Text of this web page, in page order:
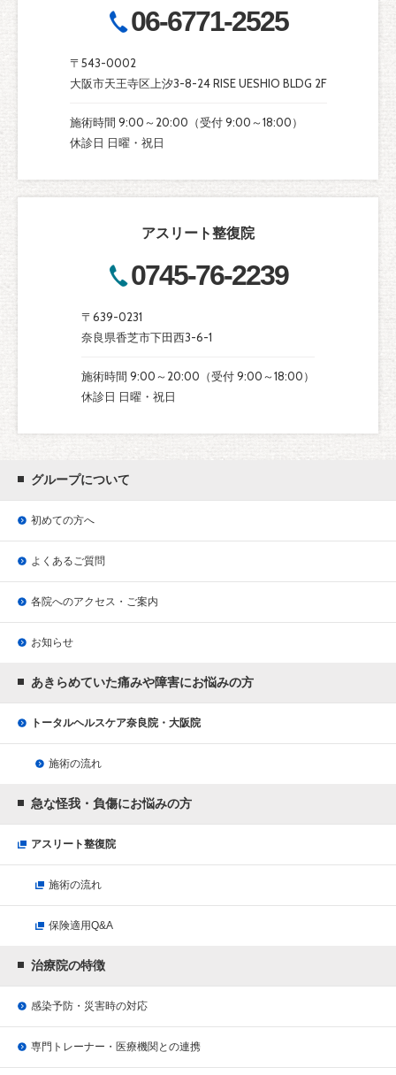
06-6771-2525
〒543-0002
大阪市天王寺区上汐3-8-24 RISE UESHIO BLDG 2F
施術時間 9:00～20:00（受付 9:00～18:00）
休診日 日曜・祝日
アスリート整復院
0745-76-2239
〒639-0231
奈良県香芝市下田西3-6-1
施術時間 9:00～20:00（受付 9:00～18:00）
休診日 日曜・祝日
グループについて
初めての方へ
よくあるご質問
各院へのアクセス・ご案内
お知らせ
あきらめていた痛みや障害にお悩みの方
トータルヘルスケア奈良院・大阪院
施術の流れ
急な怪我・負傷にお悩みの方
アスリート整復院
施術の流れ
保険適用Q&A
治療院の特徴
感染予防・災害時の対応
専門トレーナー・医療機関との連携